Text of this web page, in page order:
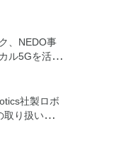
、NEDO事
ル5Gを活用
信最適化の
施社製ロボ
り扱いを開